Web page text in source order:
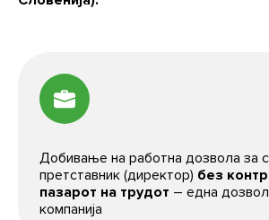
Добивање на работна дозвола за
претставник (директор) без
пазарот на трудот – една
компанија